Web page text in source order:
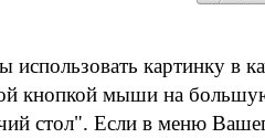
использовать картинку в
кнопкой мыши на
стол". Если в меню